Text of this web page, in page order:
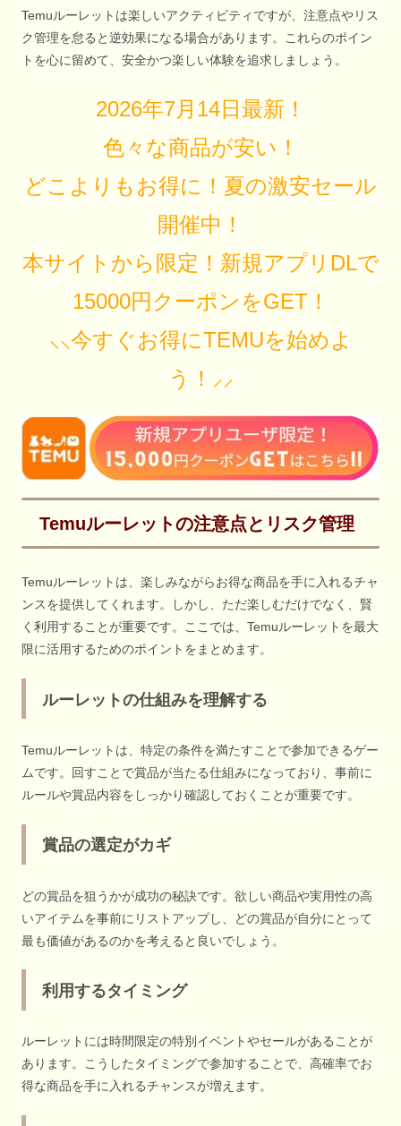
Temuルーレットは楽しいアクティビティですが、注意点やリス
ク管理を怠ると逆効果になる場合があります。これらのポイン
トを心に留めて、安全かつ楽しい体験を追求しましょう。
2026年7月14日最新！
色々な商品が安い！
どこよりもお得に！夏の激安セール
開催中！
本サイトから限定！新規アプリDLで
15000円クーポンをGET！
⸜⸜今すぐお得にTEMUを始めよ
う！⸝⸝
Temuルーレットの注意点とリスク管理
Temuルーレットは、楽しみながらお得な商品を手に入れるチャ
ンスを提供してくれます。しかし、ただ楽しむだけでなく、賢
く利用することが重要です。ここでは、Temuルーレットを最大
限に活用するためのポイントをまとめます。
ルーレットの仕組みを理解する
Temuルーレットは、特定の条件を満たすことで参加できるゲー
ムです。回すことで賞品が当たる仕組みになっており、事前に
ルールや賞品内容をしっかり確認しておくことが重要です。
賞品の選定がカギ
どの賞品を狙うかが成功の秘訣です。欲しい商品や実用性の高
いアイテムを事前にリストアップし、どの賞品が自分にとって
最も価値があるのかを考えると良いでしょう。
利用するタイミング
ルーレットには時間限定の特別イベントやセールがあることが
あります。こうしたタイミングで参加することで、高確率でお
得な商品を手に入れるチャンスが増えます。